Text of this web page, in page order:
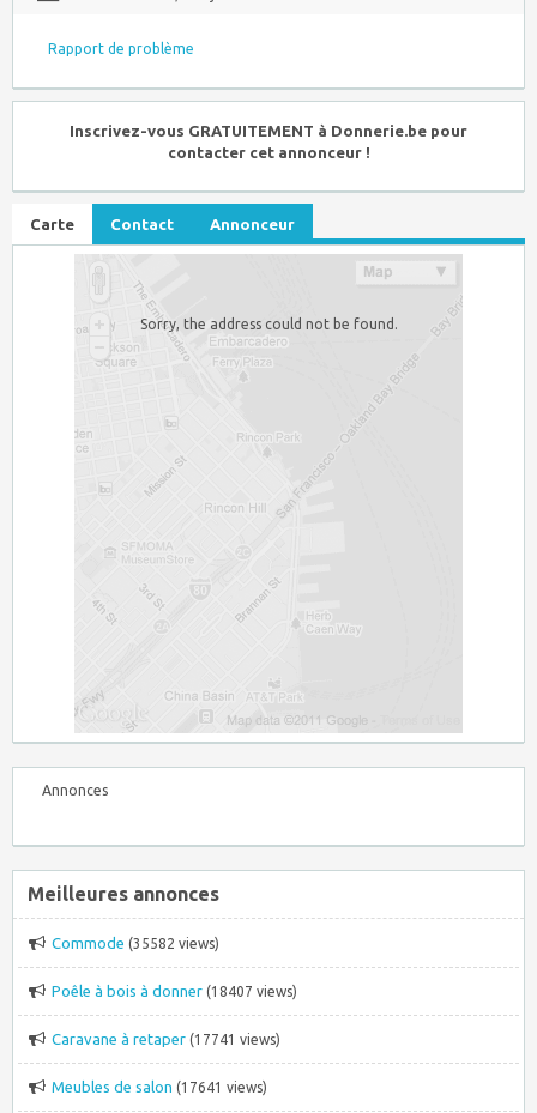
Rapport de problème
Inscrivez-vous GRATUITEMENT à Donnerie.be pour
contacter cet annonceur !
Carte Contact Annonceur
Sorry, the address could not be found.
Annonces
Meilleures annonces
Commode (35582 views)
Poêle à bois à donner (18407 views)
Caravane à retaper (17741 views)
Meubles de salon (17641 views)